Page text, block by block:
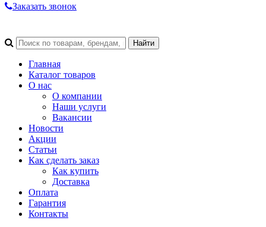
Заказать звонок
Главная
Каталог товаров
О нас
О компании
Наши услуги
Вакансии
Новости
Акции
Статьи
Как сделать заказ
Как купить
Доставка
Оплата
Гарантия
Контакты